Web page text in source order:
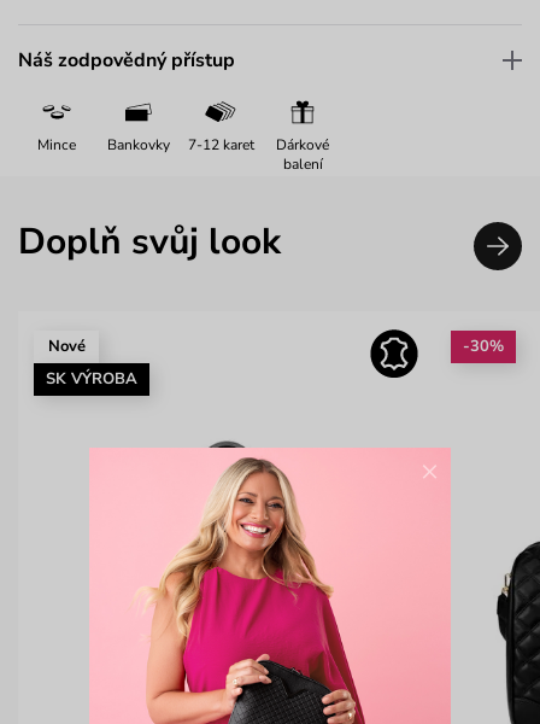
Náš zodpovědný přístup
Mince Bankovky 7-12 karet
Dárkové
balení
Doplň svůj look
Nové
SK VÝROBA
-30%
×